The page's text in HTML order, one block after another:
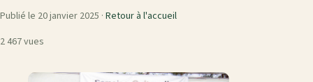
Publié le 20 janvier 2025 · Retour à l'accueil
2 467 vues